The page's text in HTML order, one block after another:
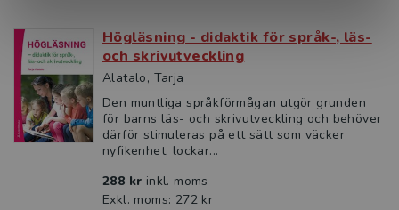
Högläsning - didaktik för språk-, läs-
och skrivutveckling
Alatalo, Tarja
Den muntliga språkförmågan utgör grunden
för barns läs- och skrivutveckling och behöver
därför stimuleras på ett sätt som väcker
nyfikenhet, lockar...
288 kr inkl. moms
Exkl. moms: 272 kr